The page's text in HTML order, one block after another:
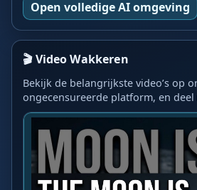
Open volledige AI omgeving
🎬 Video Wakkeren
Bekijk de belangrijkste video’s op
ongecensureerde platform, en